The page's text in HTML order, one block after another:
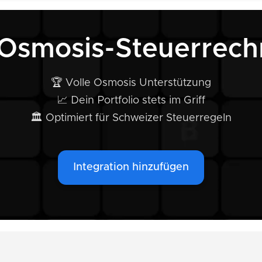
🏆 Volle Osmosis Unterstützung
📈 Dein Portfolio stets im Griff
🏛️ Optimiert für Schweizer Steuerregeln
Integration hinzufügen